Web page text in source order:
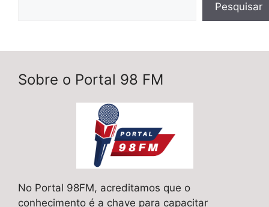
Pesquisar
Sobre o Portal 98 FM
No Portal 98FM, acreditamos que o
conhecimento é a chave para capacitar